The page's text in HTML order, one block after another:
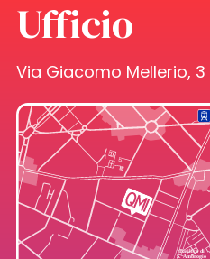
Ufficio
Via Giacomo Mellerio, 3